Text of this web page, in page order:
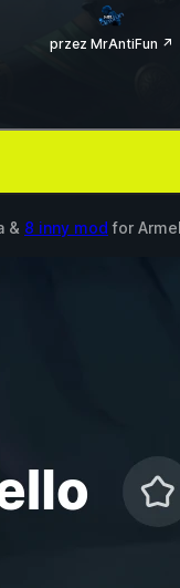
przez MrAntiFun ↗
& 8 inny mod for